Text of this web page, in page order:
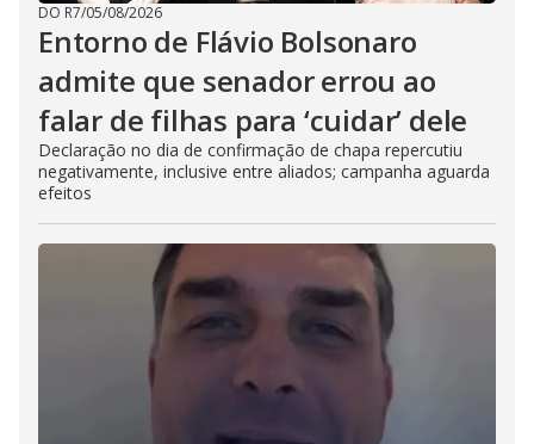
DO R7/05/08/2026
Entorno de Flávio Bolsonaro
admite que senador errou ao
falar de filhas para ‘cuidar’ dele
Declaração no dia de confirmação de chapa repercutiu
negativamente, inclusive entre aliados; campanha aguarda
efeitos